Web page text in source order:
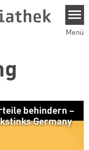
Menü
behindern –
Germany